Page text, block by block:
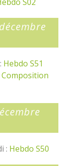
Hebdo S51
Composition
: Hebdo S50